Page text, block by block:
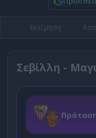
Εκτίμηση
Σεβίλλη -